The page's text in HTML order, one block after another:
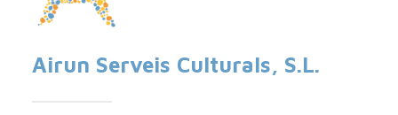
Airun Serveis Culturals, S.L.